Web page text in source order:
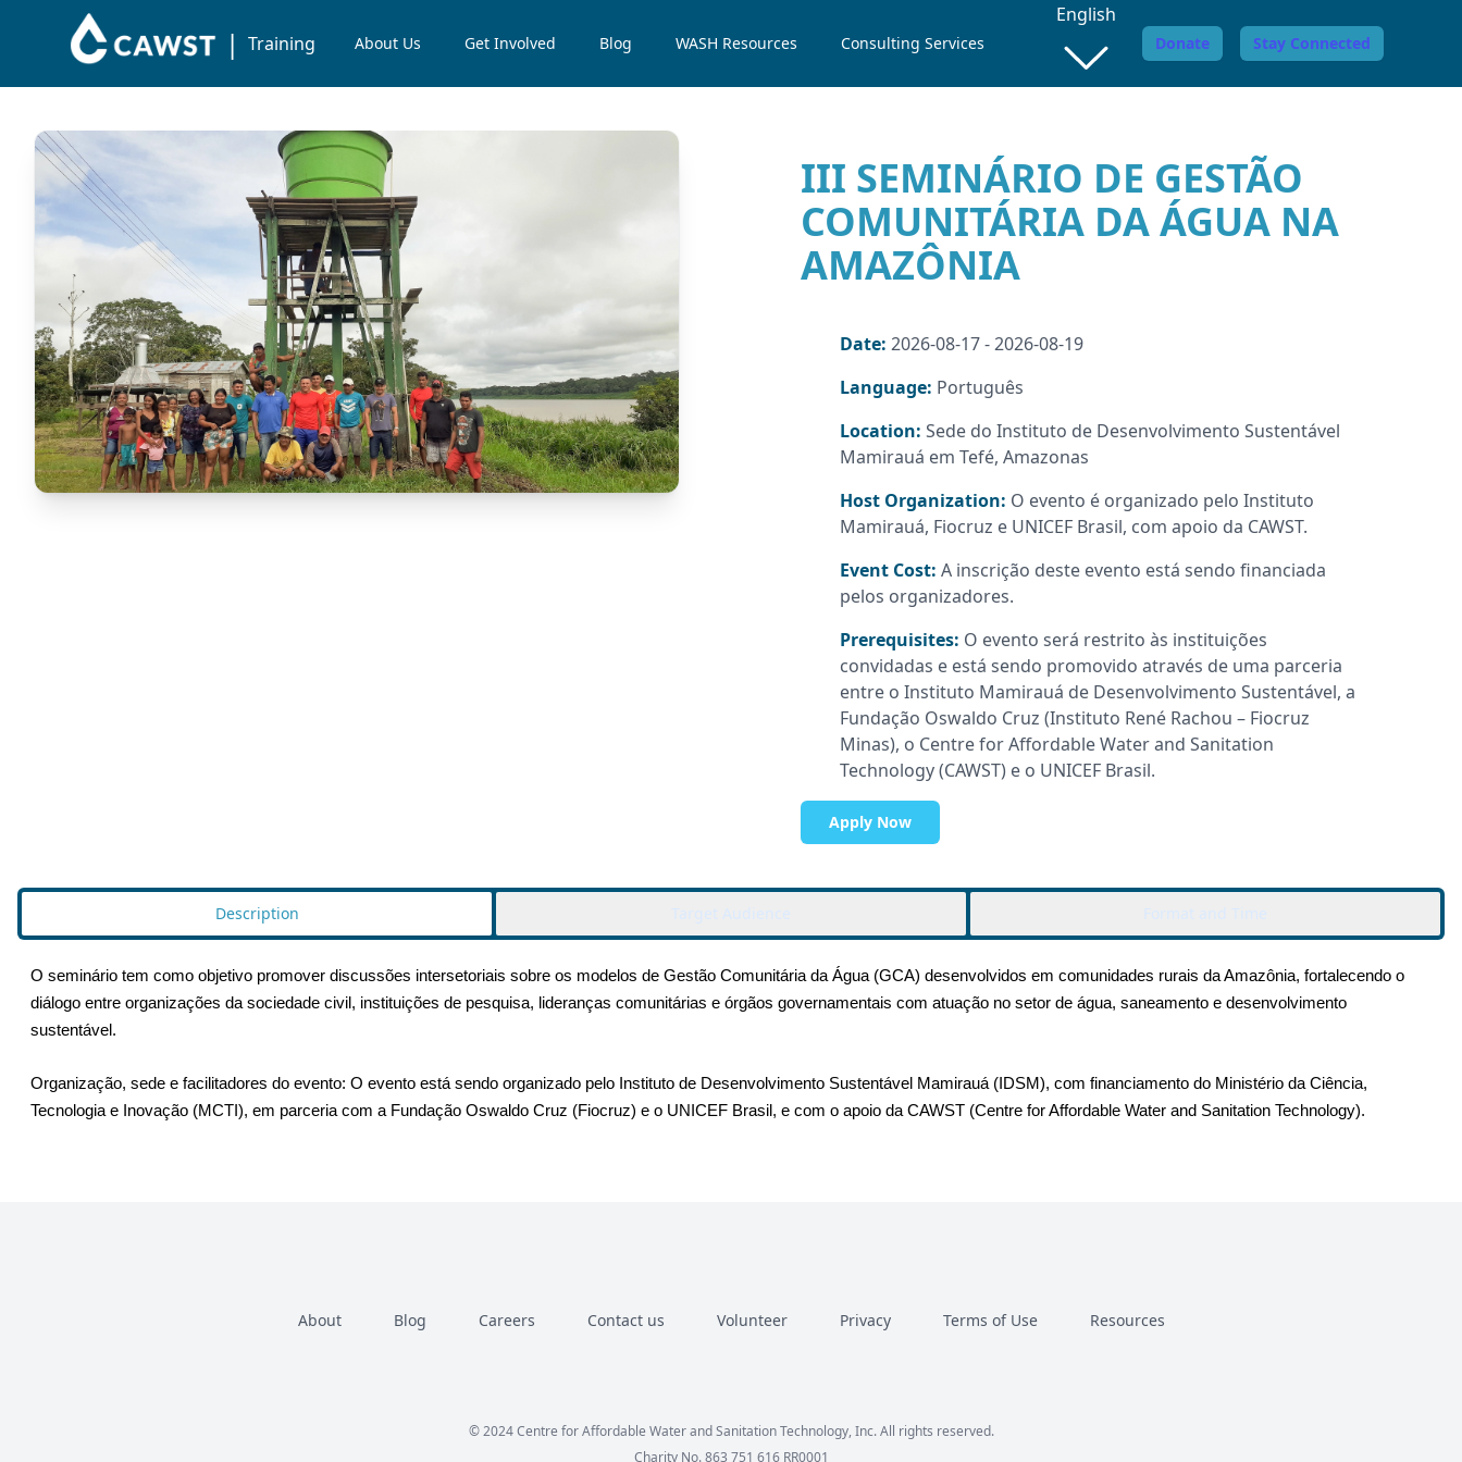
| Training About Us Get Involved Blog WASH Resources Consulting Services
English
Donate Stay Connected
III SEMINÁRIO DE GESTÃO
COMUNITÁRIA DA ÁGUA NA
AMAZÔNIA
Date: 2026-08-17 - 2026-08-19
Language: Português
Location: Sede do Instituto de Desenvolvimento Sustentável
Mamirauá em Tefé, Amazonas
Host Organization: O evento é organizado pelo Instituto
Mamirauá, Fiocruz e UNICEF Brasil, com apoio da CAWST.
Event Cost: A inscrição deste evento está sendo financiada
pelos organizadores.
Prerequisites: O evento será restrito às instituições
convidadas e está sendo promovido através de uma parceria
entre o Instituto Mamirauá de Desenvolvimento Sustentável, a
Fundação Oswaldo Cruz (Instituto René Rachou – Fiocruz
Minas), o Centre for Affordable Water and Sanitation
Technology (CAWST) e o UNICEF Brasil.
Apply Now
Description
O seminário tem como objetivo promover discussões intersetoriais sobre os modelos de Gestão Comunitária da Água (GCA) desenvolvidos em comunidades rurais da Amazônia, fortalecendo o
diálogo entre organizações da sociedade civil, instituições de pesquisa, lideranças comunitárias e órgãos governamentais com atuação no setor de água, saneamento e desenvolvimento
sustentável.
Organização, sede e facilitadores do evento: O evento está sendo organizado pelo Instituto de Desenvolvimento Sustentável Mamirauá (IDSM), com financiamento do Ministério da Ciência,
Tecnologia e Inovação (MCTI), em parceria com a Fundação Oswaldo Cruz (Fiocruz) e o UNICEF Brasil, e com o apoio da CAWST (Centre for Affordable Water and Sanitation Technology).
About Blog Careers Contact us Volunteer Privacy Terms of Use Resources
© 2024 Centre for Affordable Water and Sanitation Technology, Inc. All rights reserved.
Charity No. 863 751 616 RR0001